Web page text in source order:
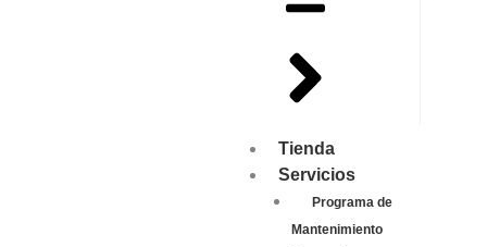
Tienda
Servicios
Programa de
Mantenimiento